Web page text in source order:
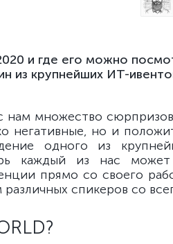
и где его можно
из крупнейших ИТ-
нам множество
негативные, но и
одного из
каждый из нас может
прямо со своего
спикеров со